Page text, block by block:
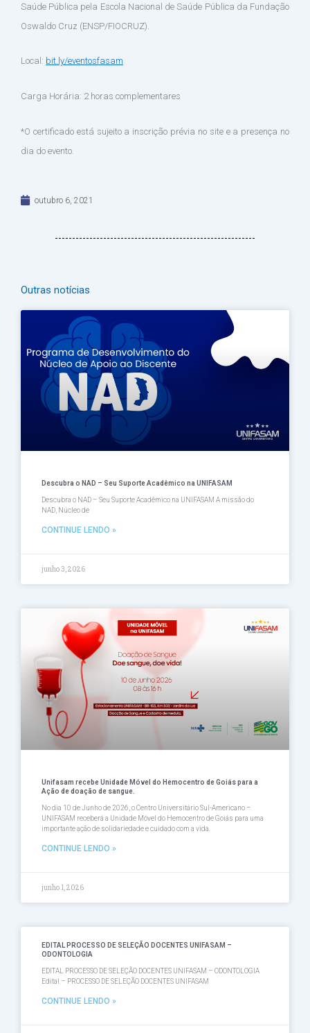
Saúde Pública pela Escola Nacional de Saúde Pública da Fundação
Oswaldo Cruz (ENSP/FIOCRUZ).
Local: bit.ly/eventosfasam
Carga Horária: 2 horas complementares
*O certificado está sujeito a inscrição prévia no site e a presença no
dia do evento.
outubro 6, 2021
Outras notícias
Descubra o NAD – Seu Suporte Acadêmico na UNIFASAM
Descubra o NAD – Seu Suporte Acadêmico na UNIFASAM A missão do
NAD, Núcleo de
CONTINUE LENDO »
junho 3, 2026
Unifasam recebe Unidade Móvel do Hemocentro de Goiás para a
Ação de doação de sangue.
No dia 10 de Junho de 2026, o Centro Universitário Sul-Americano –
UNIFASAM receberá a Unidade Móvel do Hemocentro de Goiás para uma
importante ação de solidariedade e cuidado com a vida.
CONTINUE LENDO »
junho 1, 2026
EDITAL PROCESSO DE SELEÇÃO DOCENTES UNIFASAM –
ODONTOLOGIA
EDITAL PROCESSO DE SELEÇÃO DOCENTES UNIFASAM – ODONTOLOGIA
Edital – PROCESSO DE SELEÇÃO DOCENTES UNIFASAM
CONTINUE LENDO »
PáginaPágina